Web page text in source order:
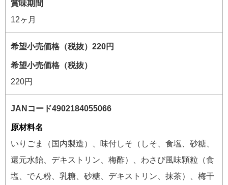
賞味期間
12ヶ月
希望小売価格（税抜）
220円
原材料名
いりごま（国内製造）、味付しそ（しそ、食塩、砂糖、
還元水飴、デキストリン、梅酢）、わさび風味顆粒（食
塩、でん粉、乳糖、砂糖、デキストリン、抹茶）、梅干